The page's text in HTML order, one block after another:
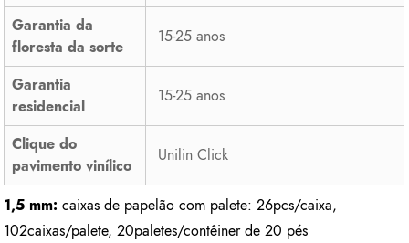
Garantia da
floresta da sorte
15-25 anos
Garantia
residencial
15-25 anos
Clique do
pavimento vinílico
Unilin Click
1,5 mm: caixas de papelão com palete: 26pcs/caixa,
102caixas/palete, 20paletes/contêiner de 20 pés